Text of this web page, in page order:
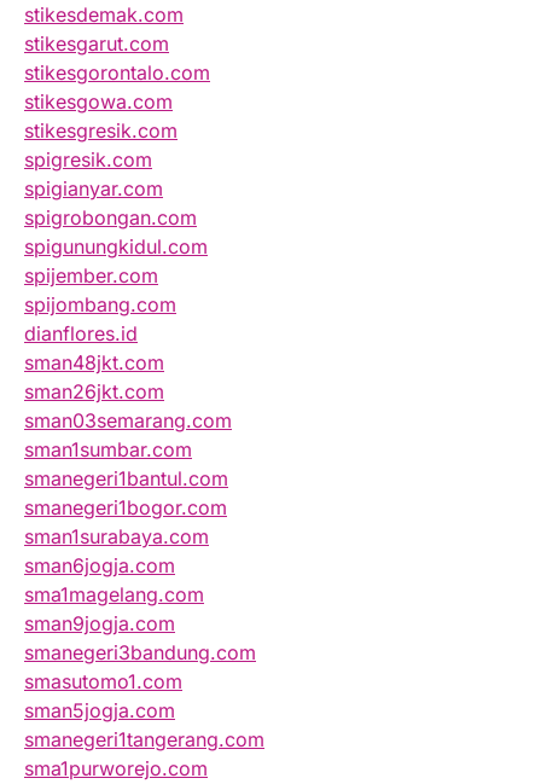
stikesdemak.com
stikesgarut.com
stikesgorontalo.com
stikesgowa.com
stikesgresik.com
spigresik.com
spigianyar.com
spigrobongan.com
spigunungkidul.com
spijember.com
spijombang.com
dianflores.id
sman48jkt.com
sman26jkt.com
sman03semarang.com
sman1sumbar.com
smanegeri1bantul.com
smanegeri1bogor.com
sman1surabaya.com
sman6jogja.com
sma1magelang.com
sman9jogja.com
smanegeri3bandung.com
smasutomo1.com
sman5jogja.com
smanegeri1tangerang.com
sma1purworejo.com